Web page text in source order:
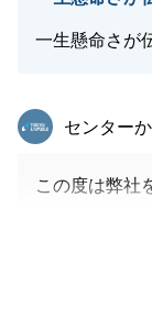
一生懸命さが
東急リバブ
センター
この度は弊社
と思いますが
れたこと、大